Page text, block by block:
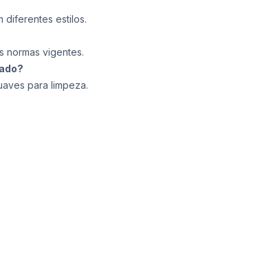
diferentes estilos.
normas vigentes.
para limpeza.